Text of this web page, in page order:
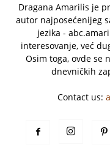
Dragana Amarilis je
autor najposećenijeg
jezika -
interesovanje, već
Osim toga, ovde se
dnevničkih
Contact us: